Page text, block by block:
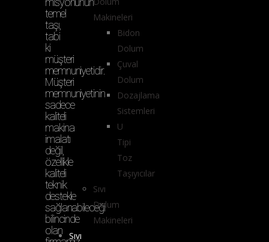
temel
taşı,
tabi
ki
müşteri
memnuniyetidir.
Müşteri
memnuniyetinin
sadece
kaliteli
makina
imalatı
değil,
özellikle
kaliteli
teknik
destekle
sağlanabileceği
bilincinde
olan
Makineleri
Bidon
Dolum
Çuval
Dolum
Dozajlama
Sistemleri
U
Tipi
Toz
Taşıyıcılar
Sıvı
Dolum
Makineleri
Sıvı